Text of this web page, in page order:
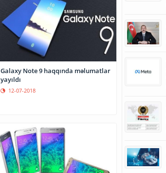
Galaxy Note 9 haqqında məlumatlar
yayıldı
12-07-2018